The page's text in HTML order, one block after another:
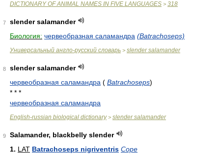
DICTIONARY OF ANIMAL NAMES IN FIVE LANGUAGES > 318
7
slender salamander
Биология: червеобразная саламандра (Batrachoseps)
Универсальный англо-русский словарь > slender salamander
8
slender salamander
червеобразная саламандра ( Batrachoseps)
* * *
червеобразная саламандра
English-russian biological dictionary> slender salamander
9
Salamander, blackbelly slender
1. LAT Batrachoseps nigriventris Cope